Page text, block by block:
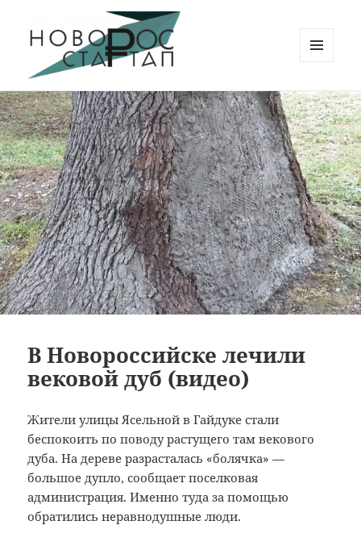
Новорос Стартап
ВИДЖЕТЫ
В Новороссийске лечили
вековой дуб (видео)
Жители улицы Ясельной в Гайдуке стали
беспокоить по поводу растущего там векового
дуба. На дереве разрасталась «болячка» —
большое дупло, сообщает поселковая
администрация. Именно туда за помощью
обратились неравнодушные люди.